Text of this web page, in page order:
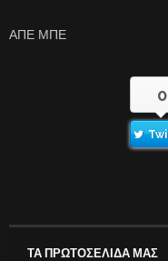
ΑΠΕ ΜΠΕ
0
ΤΑ ΠΡΩΤΟΣΕΛΙΔΑ ΜΑΣ